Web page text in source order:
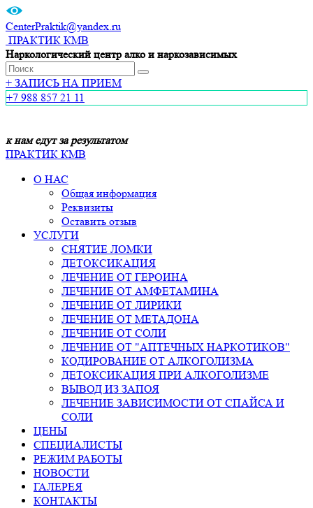
CenterPraktik@yandex.ru
ПРАКТИК КМВ
Наркологический центр алко и наркозависимых
+ ЗАПИСЬ НА ПРИЕМ
+7 988 857 21 11
к нам едут за результатом
ПРАКТИК КМВ
О НАС
Общая информация
Реквизиты
Оставить отзыв
УСЛУГИ
СНЯТИЕ ЛОМКИ
ДЕТОКСИКАЦИЯ
ЛЕЧЕНИЕ ОТ ГЕРОИНА
ЛЕЧЕНИЕ ОТ АМФЕТАМИНА
ЛЕЧЕНИЕ ОТ ЛИРИКИ
ЛЕЧЕНИЕ ОТ МЕТАДОНА
ЛЕЧЕНИЕ ОТ СОЛИ
ЛЕЧЕНИЕ ОТ "АПТЕЧНЫХ НАРКОТИКОВ"
КОДИРОВАНИЕ ОТ АЛКОГОЛИЗМА
ДЕТОКСИКАЦИЯ ПРИ АЛКОГОЛИЗМЕ
ВЫВОД ИЗ ЗАПОЯ
ЛЕЧЕНИЕ ЗАВИСИМОСТИ ОТ СПАЙСА И
СОЛИ
ЦЕНЫ
СПЕЦИАЛИСТЫ
РЕЖИМ РАБОТЫ
НОВОСТИ
ГАЛЕРЕЯ
КОНТАКТЫ